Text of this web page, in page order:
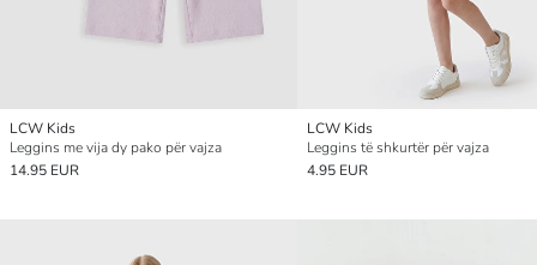
LCW Kids
Leggins me vija dy pako për vajza
14.95 EUR
LCW Kids
Leggins të shkurtër për vajza
4.95 EUR